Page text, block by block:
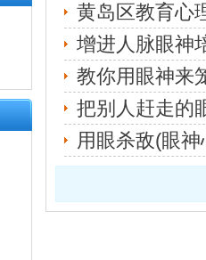
黄岛区教育心
增进人脉眼神
教你用眼神来
把别人赶走的
用眼杀敌(眼